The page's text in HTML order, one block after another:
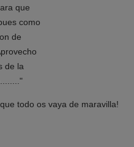
que
como
de
de la
todo os vaya de maravilla!